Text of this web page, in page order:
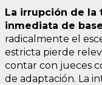
La irrupción de
inmediata de
radicalmente el
estricta pierde
contar con jueces
de adaptación. La